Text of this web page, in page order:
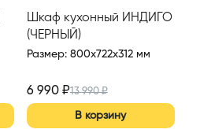
Шкаф кухонный ИНДИГО
(ЧЕРНЫЙ)
Размер: 800x722x312 мм
6 990₽13 990₽
В корзину